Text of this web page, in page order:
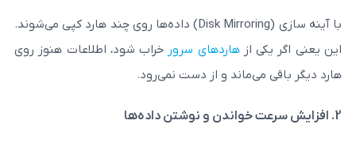
با آینه ‌سازی (Disk Mirroring) داده‌ها روی چند هارد کپی می‌شوند.
ازهاردهای سرورخراب شود، اطلاعات هنوز روی
و از دست نمی‌رود.